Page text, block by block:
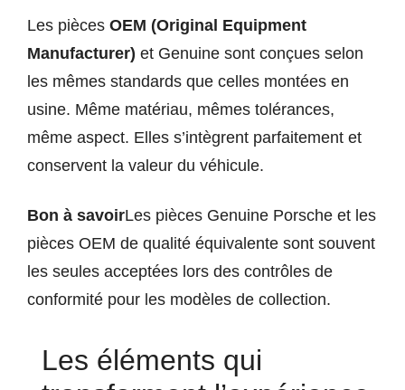
Les pièces OEM (Original Equipment
Manufacturer) et Genuine sont conçues selon
les mêmes standards que celles montées en
usine. Même matériau, mêmes tolérances,
même aspect. Elles s’intègrent parfaitement et
conservent la valeur du véhicule.
Bon à savoirLes pièces Genuine Porsche et les
pièces OEM de qualité équivalente sont souvent
les seules acceptées lors des contrôles de
conformité pour les modèles de collection.
Les éléments qui